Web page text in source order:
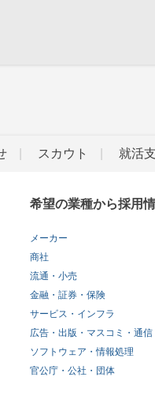
スカウト 就活
希望の業種から採用
メーカー
商社
流通・小売
金融・証券・保険
サービス・インフラ
広告・出版・マスコミ・通信
ソフトウェア・情報処理
官公庁・公社・団体